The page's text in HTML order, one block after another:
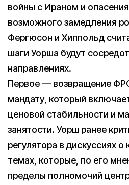
войны с Ираном и
возможного замедления
Фергюсон и Хиппольд
шаги Уорша будут
направлениях.
Первое — возвращение
мандату, который
ценовой стабильности и
занятости. Уорш ранее
регулятора в дискуссиях о
темах, которые, по его
пределы полномочий